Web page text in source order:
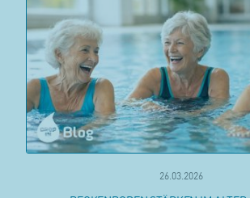
26.03.2026